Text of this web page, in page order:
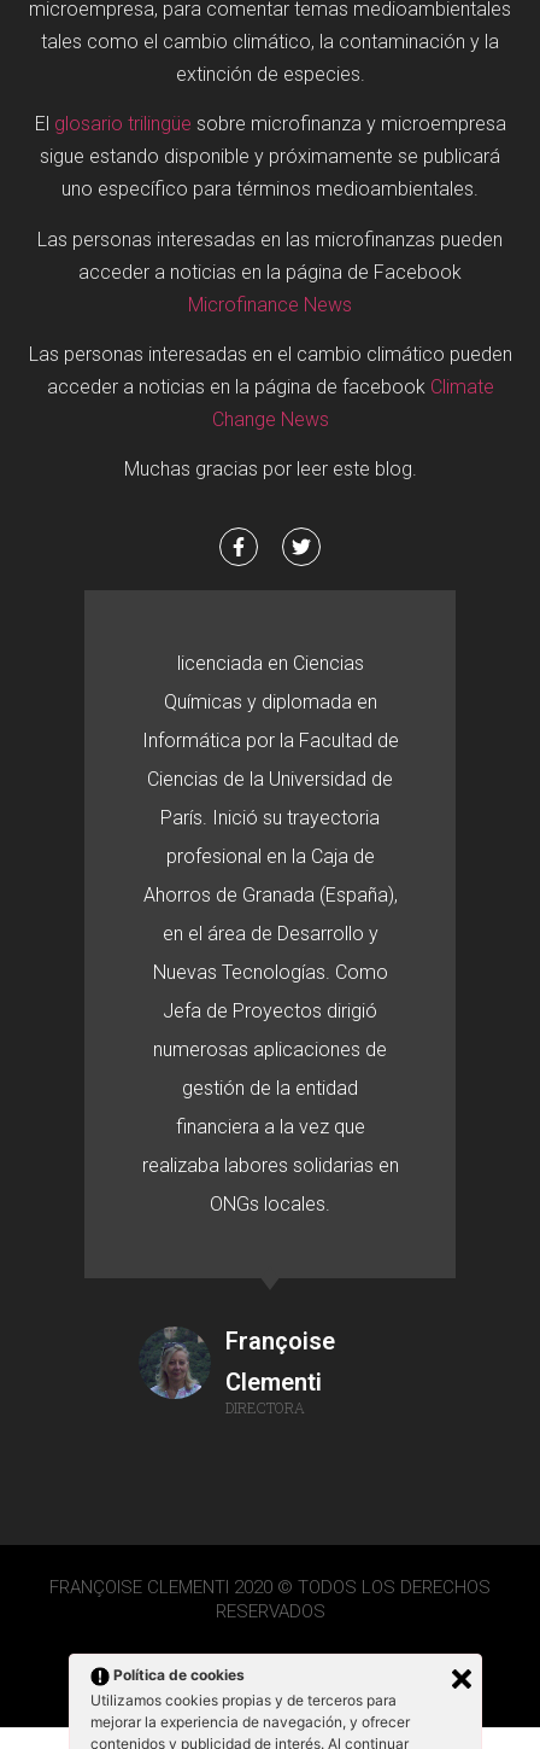
Política de cookies
Utilizamos cookies propias y de terceros para
mejorar la experiencia de navegación, y ofrecer
contenidos y publicidad de interés. Al continuar
microempresa, para comentar temas medioambientales
tales como el cambio climático, la contaminación y la
extinción de especies.
El glosario trilingüe sobre microfinanza y microempresa
sigue estando disponible y próximamente se publicará
uno específico para términos medioambientales.
Las personas interesadas en las microfinanzas pueden
acceder a noticias en la página de Facebook
Microfinance News
Las personas interesadas en el cambio climático pueden
acceder a noticias en la página de facebook Climate
Change News
Muchas gracias por leer este blog.
licenciada en Ciencias
Químicas y diplomada en
Informática por la Facultad de
Ciencias de la Universidad de
París. Inició su trayectoria
profesional en la Caja de
Ahorros de Granada (España),
en el área de Desarrollo y
Nuevas Tecnologías. Como
Jefa de Proyectos dirigió
numerosas aplicaciones de
gestión de la entidad
financiera a la vez que
realizaba labores solidarias en
ONGs locales.
Françoise
Clementi
DIRECTORA
FRANÇOISE CLEMENTI 2020 © TODOS LOS DERECHOS
RESERVADOS